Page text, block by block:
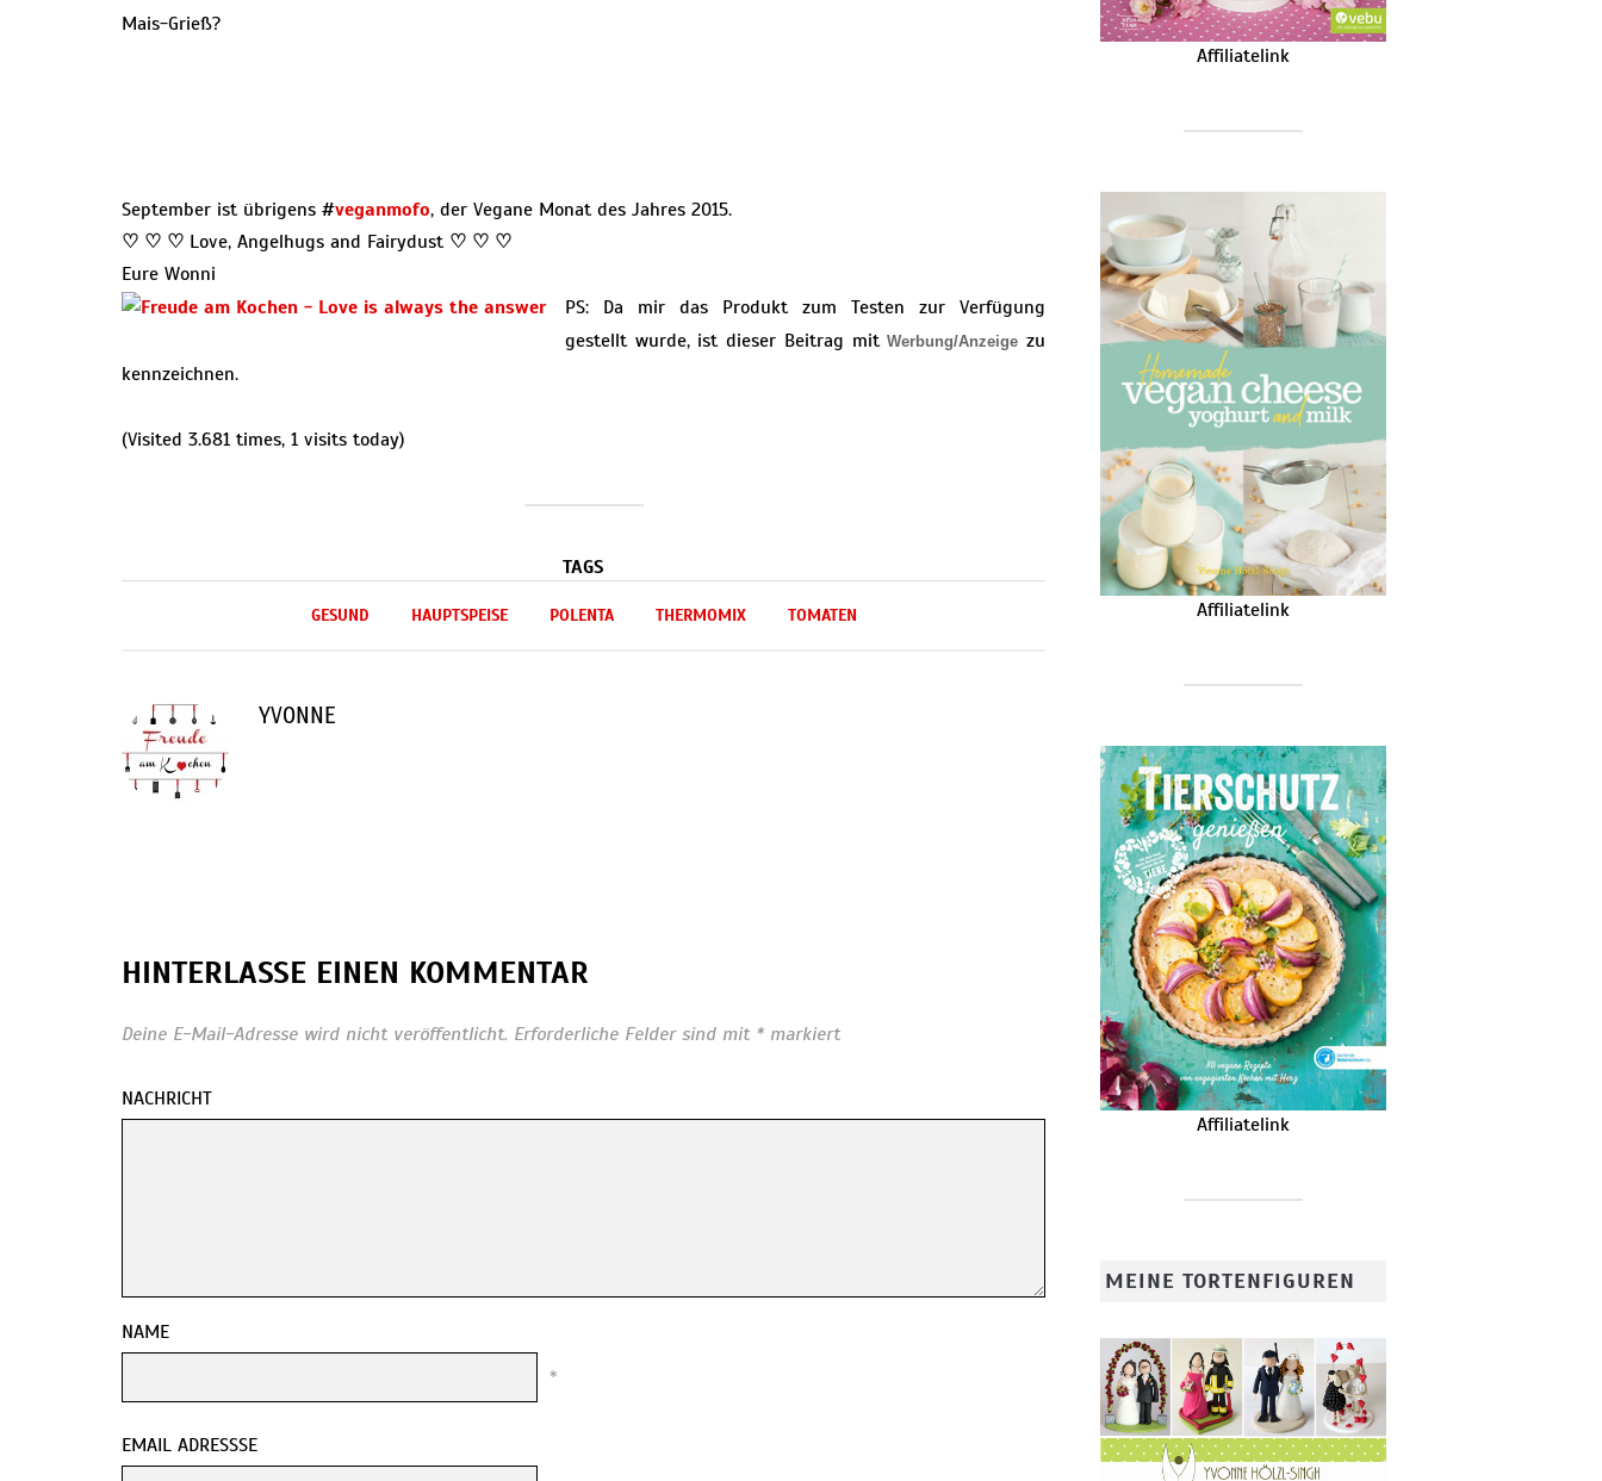
Mais-Grieß?
September ist übrigens #veganmofo, der Vegane Monat des Jahres 2015.
♡ ♡ ♡ Love, Angelhugs and Fairydust ♡ ♡ ♡
Eure Wonni
PS: Da mir das Produkt zum Testen zur Verfügung
gestellt wurde, ist dieser Beitrag mitWerbung/Anzeige zu
kennzeichnen.
(Visited 3.681 times, 1 visits today)
TAGS
GESUND HAUPTSPEISE POLENTA THERMOMIX TOMATEN
YVONNE
HINTERLASSE EINEN KOMMENTAR
Deine E-Mail-Adresse wird nicht veröffentlicht. Erforderliche Felder sind mit * markiert
NACHRICHT
NAME
*
EMAIL ADRESSSE
Affiliatelink
Affiliatelink
Affiliatelink
MEINE TORTENFIGUREN